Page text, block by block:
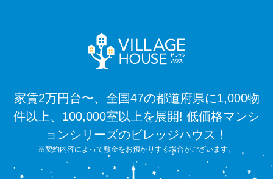
家賃2万円台〜、全国47の都道府県に1,000物
件以上、100,000室以上を展開! 低価格マンシ
ョンシリーズのビレッジハウス！
※契約内容によって敷金をお預かりする場合がございます。